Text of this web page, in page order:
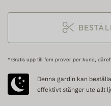
* Gratis upp till fem prover per kund,
Denna gardin kan
effektivt stänger ute allt